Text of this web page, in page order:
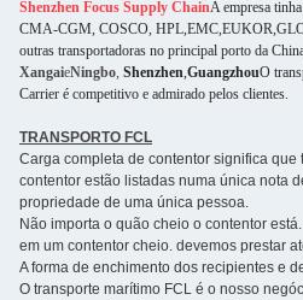
Shenzhen Focus Supply ChainA empresa
CMA-CGM, COSCO,
outras transportadoras no principal porto da
XangaieNingbo, Shenzhen,GuangzhouO
Carrier é competitivo e admirado pelos clientes.
TRANSPORTO FCL
Carga completa de contentor significa que
contentor estão listadas numa única nota
propriedade de uma única pessoa.
Não importa o quão cheio o contentor
em um contentor cheio. devemos prestar
A forma de enchimento dos recipientes e
O transporte marítimo FCL é o nosso